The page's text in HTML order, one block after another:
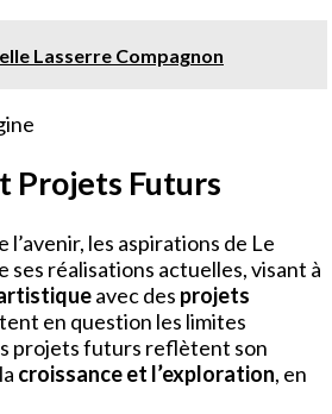
Lasserre Compagnon
Projets Futurs
l’avenir, les aspirations de Le
ses réalisations actuelles, visant à
avec des projets
en question les limites
projets futurs reflètent son
croissance et l’exploration, en